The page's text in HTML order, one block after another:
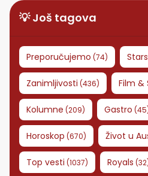
💡 Još tagova
Preporučujemo (74) Stars
Zanimljivosti (436) Film &
Kolumne (209) Gastro (45
Horoskop (670) Život u
Top vesti (1037) Royals (32